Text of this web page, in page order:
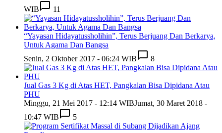
WIB
11
“Yayasan Hidayatussholihin”, Terus Berjuang Dan Berkarya,
Untuk Agama Dan Bangsa
Senin, 2 Oktober 2017 - 06:24 WIB
8
Jual Gas 3 Kg di Atas HET, Pangkalan Bisa Dipidana Atau
PHU
Minggu, 21 Mei 2017 - 12:14 WIBJumat, 30 Maret 2018 -
10:47 WIB
5